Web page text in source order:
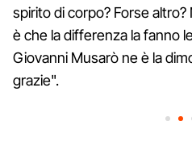
spirito di corpo? Forse
è che la differenza la fanno
Giovanni Musarò ne è la
grazie".